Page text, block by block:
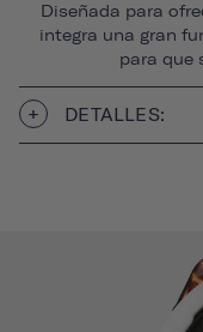
Diseñada para
integra una gran
para que
DETALLES: